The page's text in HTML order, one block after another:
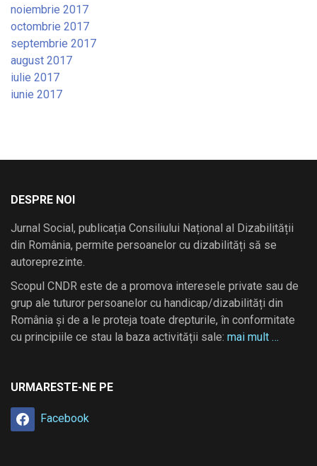
noiembrie 2017
octombrie 2017
septembrie 2017
august 2017
iulie 2017
iunie 2017
DESPRE NOI
Jurnal Social, publicația Consiliului Național al Dizabilității
din România, permite persoanelor cu dizabilități să se
autoreprezinte.
Scopul CNDR este de a promova interesele private sau de
grup ale tuturor persoanelor cu handicap/dizabilități din
România și de a le proteja toate drepturile, în conformitate
cu principiile ce stau la baza activității sale: mai mult …
URMARESTE-NE PE
Facebook